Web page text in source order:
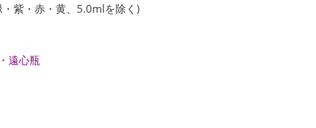
紫・赤・黄、5.0mlを除く)
遠心瓶